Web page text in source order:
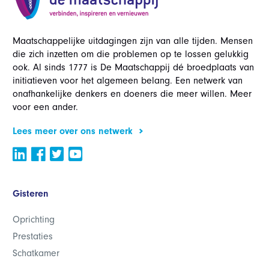
Maatschappelijke uitdagingen zijn van alle tijden. Mensen
die zich inzetten om die problemen op te lossen gelukkig
ook. Al sinds 1777 is De Maatschappij dé broedplaats van
initiatieven voor het algemeen belang. Een netwerk van
onafhankelijke denkers en doeners die meer willen. Meer
voor een ander.
Lees meer over ons netwerk
Gisteren
Oprichting
Prestaties
Schatkamer